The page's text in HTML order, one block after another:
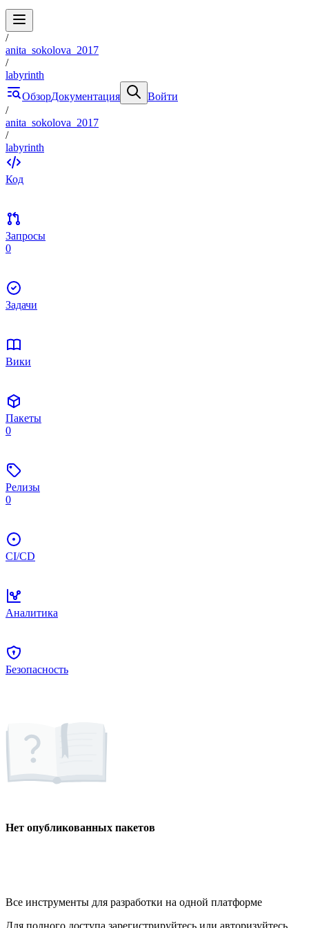
/
anita_sokolova_2017
/
labyrinth
ОбзорДокументация
Войти
/
anita_sokolova_2017
/
labyrinth
Код
Запросы
0
Задачи
Вики
Пакеты
0
Релизы
0
CI/CD
Аналитика
Безопасность
Нет опубликованных пакетов
Все инструменты для разработки на одной платформе
Для полного доступа зарегистрируйтесь или авторизуйтесь